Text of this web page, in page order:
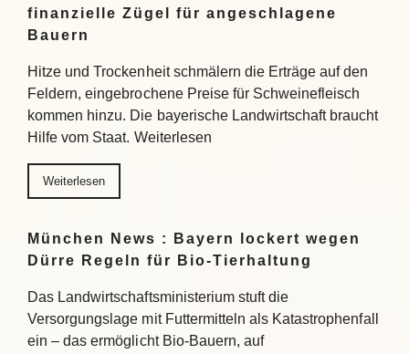
finanzielle Zügel für angeschlagene
Bauern
Hitze und Trockenheit schmälern die Erträge auf den
Feldern, eingebrochene Preise für Schweinefleisch
kommen hinzu. Die bayerische Landwirtschaft braucht
Hilfe vom Staat. Weiterlesen
Weiterlesen
München News : Bayern lockert wegen
Dürre Regeln für Bio-Tierhaltung
Das Landwirtschaftsministerium stuft die
Versorgungslage mit Futtermitteln als Katastrophenfall
ein – das ermöglicht Bio-Bauern, auf